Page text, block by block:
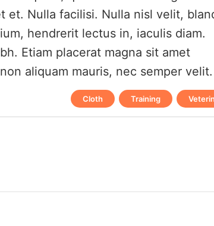
et. Nulla facilisi. Nulla nisl velit,
hendrerit lectus in, iaculis diam.
Etiam placerat magna sit amet
aliquam mauris, nec semper velit.
Cloth Training